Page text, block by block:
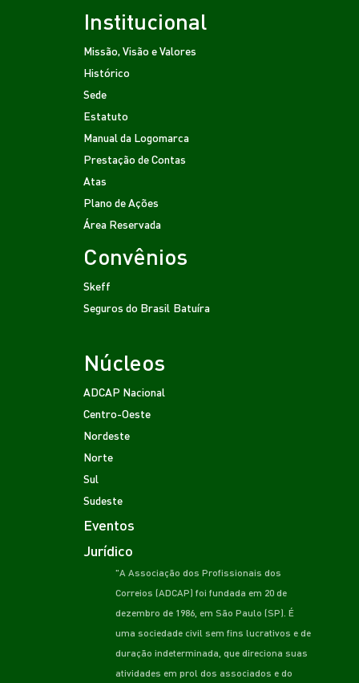
Institucional
Missão, Visão e Valores
Histórico
Sede
Estatuto
Manual da Logomarca
Prestação de Contas
Atas
Plano de Ações
Área Reservada
Convênios
Skeff
Seguros do Brasil Batuíra
Núcleos
ADCAP Nacional
Centro-Oeste
Nordeste
Norte
Sul
Sudeste
Eventos
Jurídico
"A Associação dos Profissionais dos
Correios (ADCAP) foi fundada em 20 de
dezembro de 1986, em São Paulo (SP). É
uma sociedade civil sem fins lucrativos e de
duração indeterminada, que direciona suas
atividades em prol dos associados e do